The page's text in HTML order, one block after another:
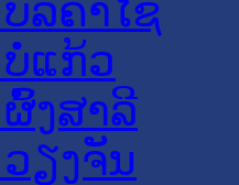
ລິຄໍາໄຊ
ແກ້ວ
ງສາລີ
ຽງຈັນ